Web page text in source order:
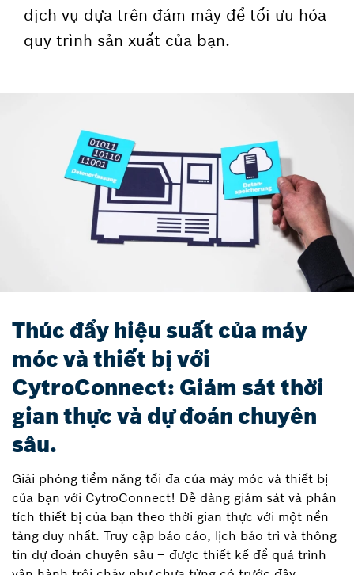
dịch vụ dựa trên đám mây để tối ưu hóa
quy trình sản xuất của bạn.
Thúc đẩy hiệu suất của máy
móc và thiết bị với
CytroConnect: Giám sát thời
gian thực và dự đoán chuyên
sâu.
Giải phóng tiềm năng tối đa của máy móc và thiết bị
của bạn với CytroConnect! Dễ dàng giám sát và phân
tích thiết bị của bạn theo thời gian thực với một nền
tảng duy nhất. Truy cập báo cáo, lịch bảo trì và thông
tin dự đoán chuyên sâu – được thiết kế để quá trình